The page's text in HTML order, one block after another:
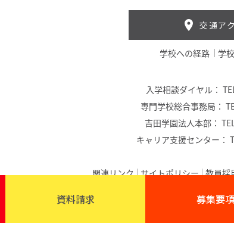
交通ア
学校への経路 学
入学相談ダイヤル：
専門学校総合事務局：
吉田学園法人本部：
キャリア支援センター：
関連リンク サイトポリシー 教員採
資料請求 募集要項